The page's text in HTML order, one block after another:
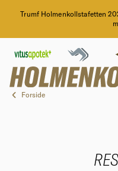
Trumf Holmenkollstafetten
Forside